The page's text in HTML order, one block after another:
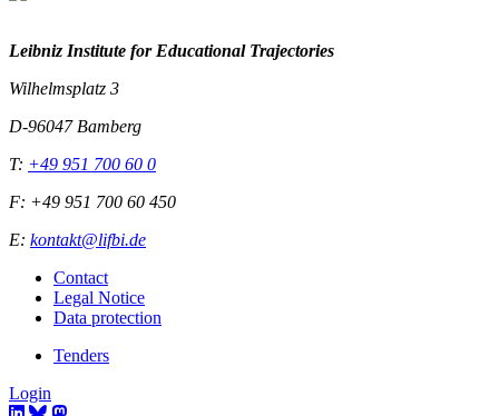
Leibniz Institute for Educational Trajectories
Wilhelmsplatz 3
D-96047 Bamberg
T: +49 951 700 60 0
F: +49 951 700 60 450
E: kontakt@lifbi.de
Contact
Legal Notice
Data protection
Tenders
Login